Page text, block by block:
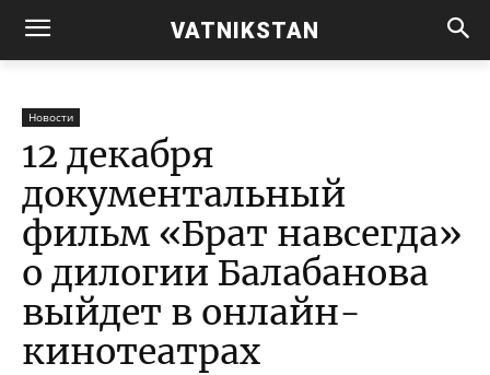
VATNIKSTAN
Новости
12 декабря
документальный
фильм «Брат навсегда»
о дилогии Балабанова
выйдет в онлайн-
кинотеатрах